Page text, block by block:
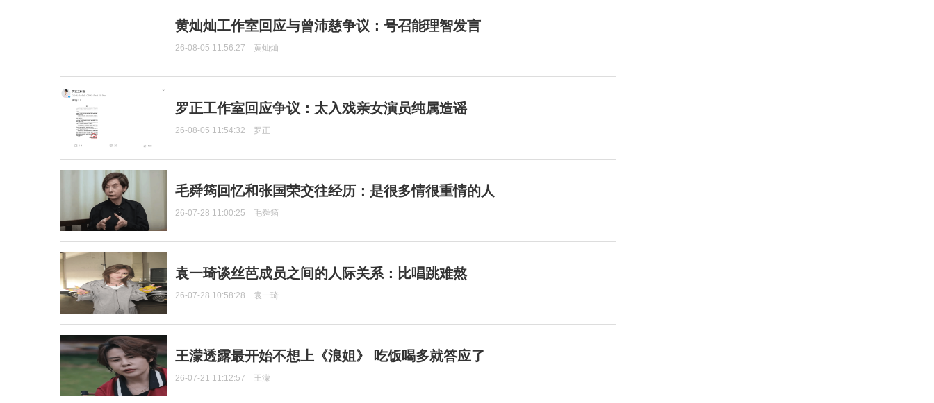
黄灿灿工作室回应与曾沛慈争议：号召能理智发言
26-08-05 11:56:27 黄灿灿
罗正工作室回应争议：太入戏亲女演员纯属造谣
26-08-05 11:54:32 罗正
毛舜筠回忆和张国荣交往经历：是很多情很重情的人
26-07-28 11:00:25 毛舜筠
袁一琦谈丝芭成员之间的人际关系：比唱跳难熬
26-07-28 10:58:28 袁一琦
王濛透露最开始不想上《浪姐》 吃饭喝多就答应了
26-07-21 11:12:57 王濛